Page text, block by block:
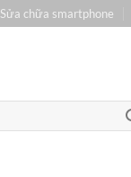
Sửa chữa smartphone